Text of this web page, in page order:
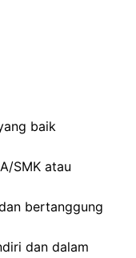
baik
SMK atau
bertanggung
dan dalam